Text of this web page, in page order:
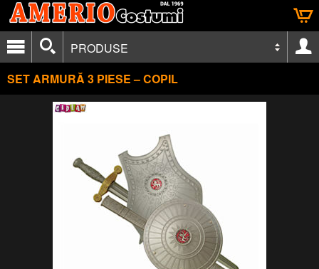
PRODUSE
SET ARMURĂ 3 PIESE – COPIL